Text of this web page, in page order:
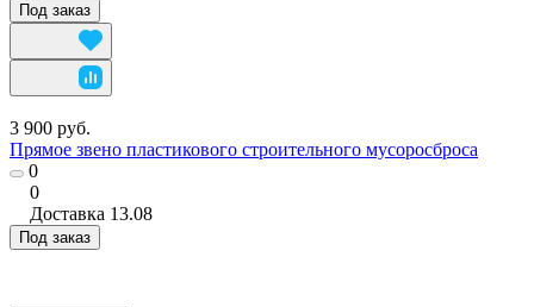
Под заказ
3 900 руб.
Прямое звено пластикового строительного мусоросброса
0
0
Доставка 13.08
Под заказ